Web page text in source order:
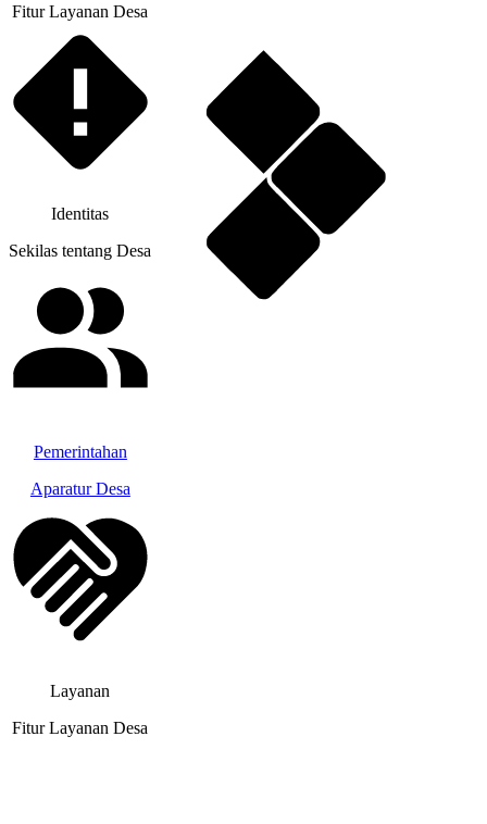
Fitur Layanan Desa
Identitas
Sekilas tentang Desa
Pemerintahan
Aparatur Desa
Layanan
Fitur Layanan Desa